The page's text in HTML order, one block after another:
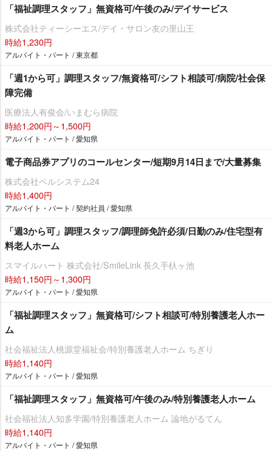
「福祉調理スタッフ」無資格可/午後のみ/デイサービス
株式会社ティーシーエス/デイ・サロン友の里山王
時給1,230円
アルバイト・パート / 東京都
「週1から可」調理スタッフ/無資格可/シフト相談可/病院/社会保
障完備
医療法人有俊会/いまむら病院
時給1,200円～1,500円
アルバイト・パート / 愛知県
電子商品券アプリのコールセンター/短期9月14日まで/大量募集
株式会社ベルシステム24
時給1,400円
アルバイト・パート / 契約社員 / 愛知県
「週3から可」調理スタッフ/調理師免許必須/日勤のみ/住宅型有
料老人ホーム
スマイルハート 株式会社/SmileLink 長久手杁ヶ池
時給1,150円～1,300円
アルバイト・パート / 愛知県
「福祉調理スタッフ」無資格可/シフト相談可/特別養護老人ホー
ム
社会福祉法人桃源堂福祉会/特別養護老人ホーム ちぎり
時給1,140円
アルバイト・パート / 愛知県
「福祉調理スタッフ」無資格可/午後のみ/特別養護老人ホーム
社会福祉法人知多学園/特別養護老人ホーム 論地がるてん
時給1,140円
アルバイト・パート / 愛知県